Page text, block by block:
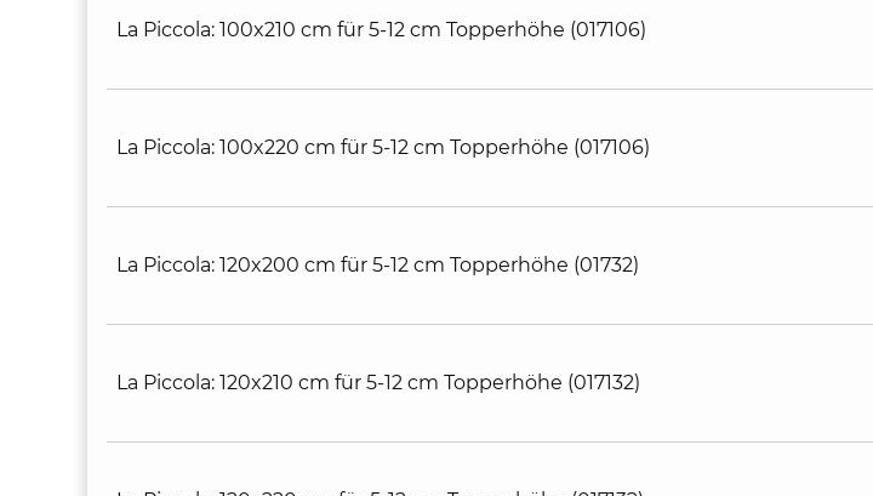
La Piccola: 100x210 cm für 5-12 cm Topperhöhe (017106)
La Piccola: 100x220 cm für 5-12 cm Topperhöhe (017106)
La Piccola: 120x200 cm für 5-12 cm Topperhöhe (01732)
La Piccola: 120x210 cm für 5-12 cm Topperhöhe (017132)